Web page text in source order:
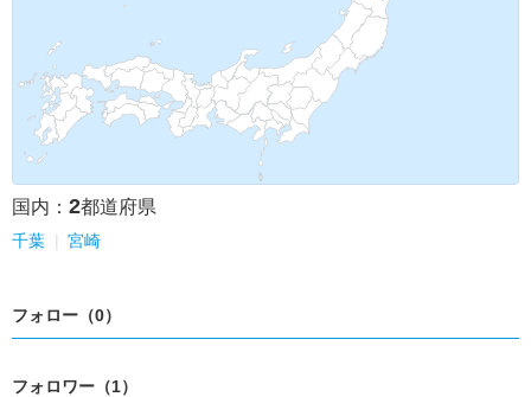
国内： 2都道府県
千葉 宮崎
フォロー（0）
フォロワー（1）